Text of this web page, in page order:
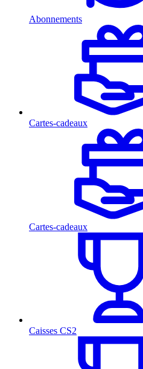
Abonnements
Cartes-cadeaux
Cartes-cadeaux
Caisses CS2